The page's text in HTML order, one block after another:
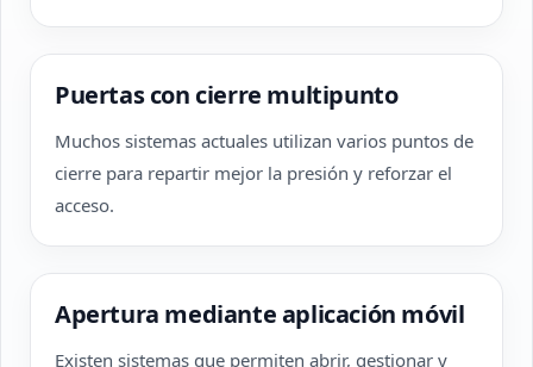
Puertas con cierre multipunto
Muchos sistemas actuales utilizan varios puntos de
cierre para repartir mejor la presión y reforzar el
acceso.
Apertura mediante aplicación móvil
Existen sistemas que permiten abrir, gestionar y